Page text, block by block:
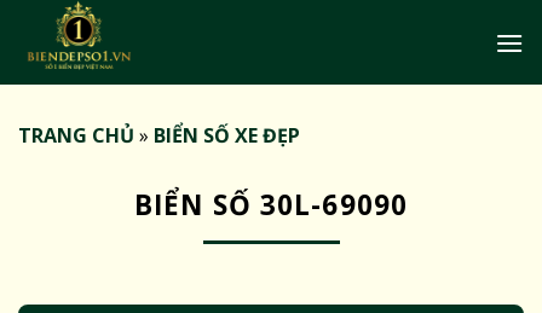
TRANG CHỦ » BIỂN SỐ XE ĐẸP
BIỂN SỐ 30L-69090